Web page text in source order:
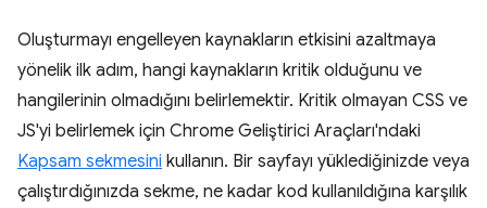
Oluşturmayı engelleyen kaynakların etkisini azaltmaya
yönelik ilk adım, hangi kaynakların kritik olduğunu ve
hangilerinin olmadığını belirlemektir. Kritik olmayan CSS ve
JS'yi belirlemek için Chrome Geliştirici Araçları'ndaki
Kapsam sekmesini kullanın. Bir sayfayı yüklediğinizde veya
çalıştırdığınızda sekme, ne kadar kod kullanıldığına karşılık